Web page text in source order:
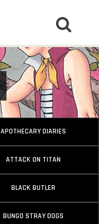
APOTHECARY DIARIES
ATTACK ON TITAN
BLACK BUTLER
BUNGO STRAY DOGS